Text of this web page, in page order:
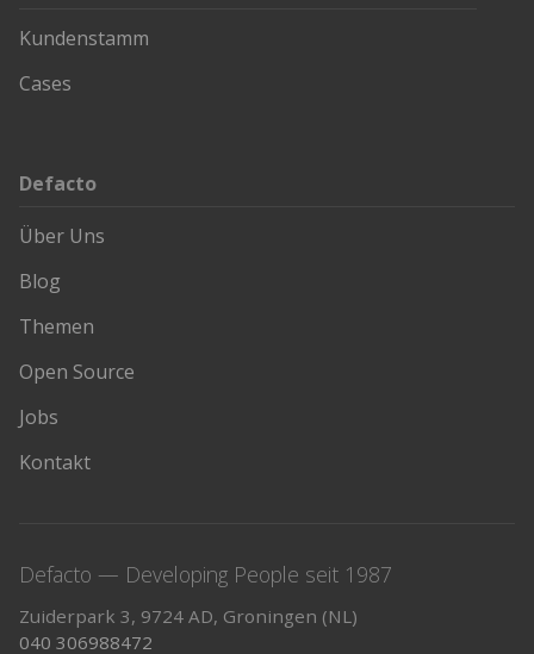
Kundenstamm
Cases
Defacto
Über Uns
Blog
Themen
Open Source
Jobs
Kontakt
Defacto — Developing People seit 1987
Zuiderpark 3, 9724 AD, Groningen (NL)
040 306988472